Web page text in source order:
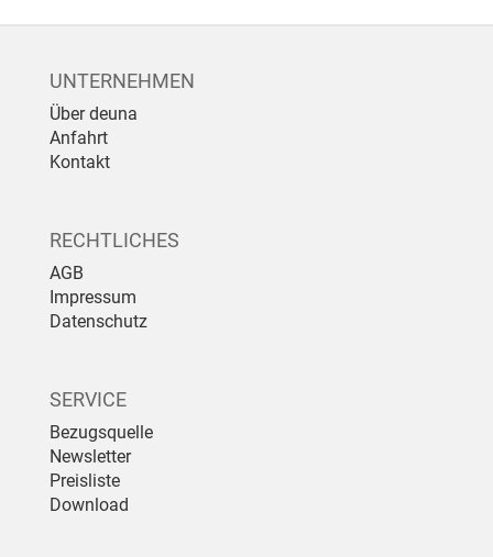
UNTERNEHMEN
Über deuna
Anfahrt
Kontakt
RECHTLICHES
AGB
Impressum
Datenschutz
SERVICE
Bezugsquelle
Newsletter
Preisliste
Download